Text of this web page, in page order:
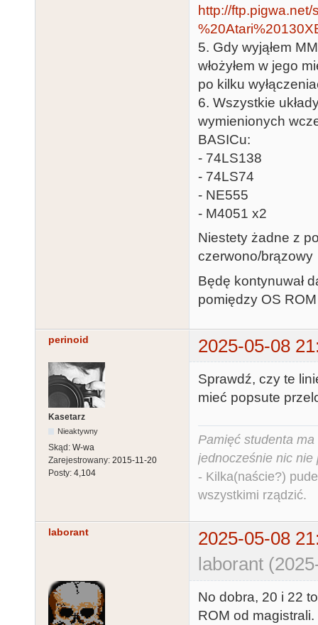
http://
5. Gdy wyjąłem
włożyłem w jego
po kilku
6. Wszystkie
wymienionych
BASICu:
- 74LS138
- 74LS74
- NE555
- M4051 x2
Niestety żadne z
czerwono/brązowy
Będę kontynuwał
pomiędzy OS
perinoid 2025-05-08
Kasetarz
Nieaktywny
Skąd: W-wa
Zarejestrowany: 2015-11-20
Posty: 4,104
Sprawdź, czy te
mieć popsute
Pamięć studenta
jednocześnie nic nie
- Kilka(naście?)
wszystkimi rządzić.
laborant
2025-05-08
laborant
No dobra, 20 i 22
ROM od